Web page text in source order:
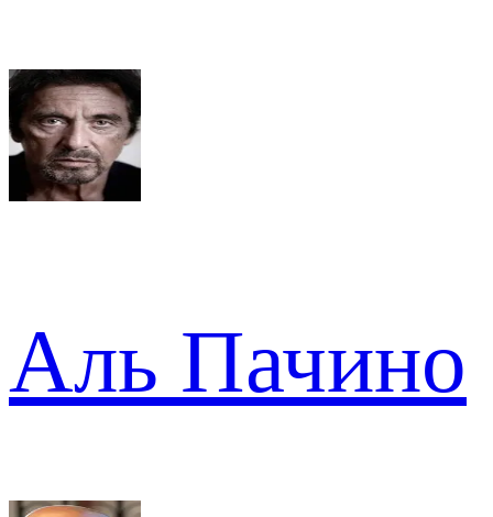
Аль Пачино